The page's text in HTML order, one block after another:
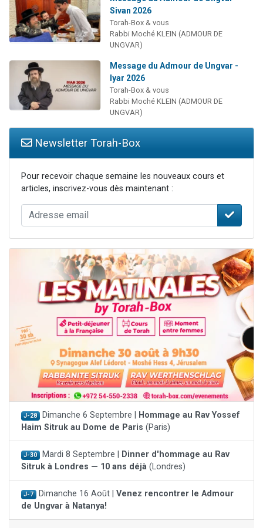
Sivan 2026
Torah-Box & vous
Rabbi Moché KLEIN (ADMOUR DE
UNGVAR)
Message du Admour de Ungvar -
Iyar 2026
Torah-Box & vous
Rabbi Moché KLEIN (ADMOUR DE
UNGVAR)
Newsletter Torah-Box
Pour recevoir chaque semaine les nouveaux cours et
articles, inscrivez-vous dès maintenant :
J-28 Dimanche 6 Septembre |
Hommage au Rav Yossef
Haim Sitruk au Dome de Paris (Paris)
J-30 Mardi 8 Septembre |
Dinner d'hommage au Rav
Sitruk à Londres — 10 ans déjà (Londres)
J-7 Dimanche 16 Août | Venez rencontrer le Admour
de Ungvar à Natanya!